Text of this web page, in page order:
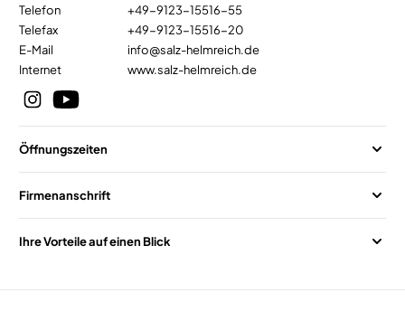
Telefon
+49-9123-15516-55
Telefax
+49-9123-15516-20
E-Mail
info@salz-helmreich.de
Internet
www.salz-helmreich.de
Öffnungszeiten
Firmenanschrift
Ihre Vorteile auf einen Blick